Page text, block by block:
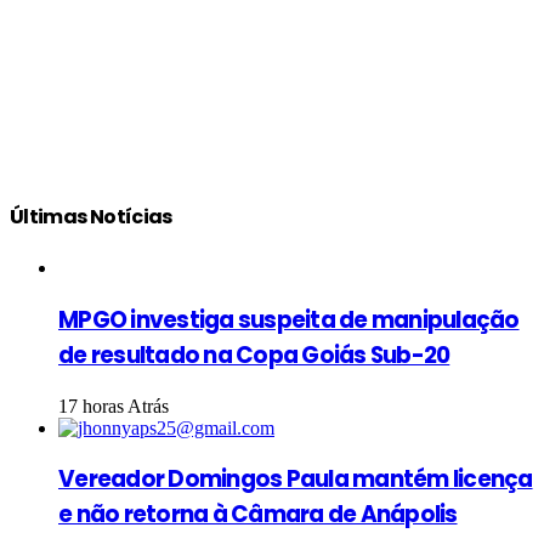
Últimas Notícias
MPGO investiga suspeita de manipulação
de resultado na Copa Goiás Sub-20
17 horas Atrás
Vereador Domingos Paula mantém licença
e não retorna à Câmara de Anápolis